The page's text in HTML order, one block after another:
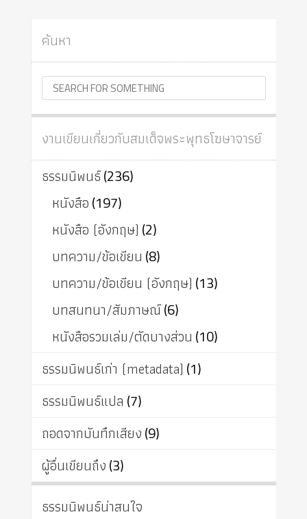
ค้นหา
งานเขียนเกี่ยวกับสมเด็จพระพุทธโฆษาจารย์
ธรรมนิพนธ์(236)
หนังสือ(197)
หนังสือ (อังกฤษ) (2)
บทความ/ข้อเขียน (8)
บทความ/ข้อเขียน (อังกฤษ) (13)
บทสนทนา/สัมภาษณ์(6)
หนังสือรวมเล่ม/ตัดบางส่วน (10)
ธรรมนิพนธ์เก่า (metadata) (1)
ธรรมนิพนธ์แปล (7)
ถอดจากบันทึกเสียง(9)
ผู้อื่นเขียนถึง(3)
ธรรมนิพนธ์น่าสนใจ